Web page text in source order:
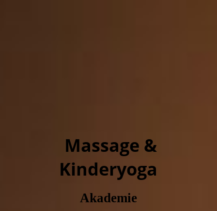
Massage &
Kinderyoga
Akademie